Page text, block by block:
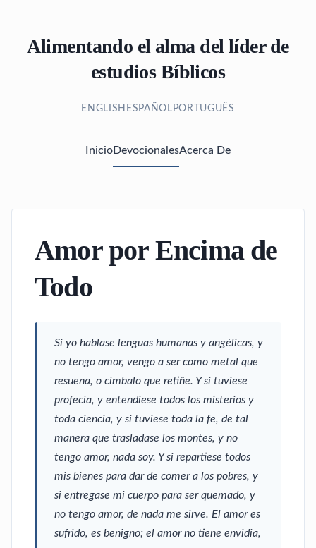
Alimentando el alma del líder de
estudios Bíblicos
ENGLISH ESPAÑOL PORTUGUÊS
InicioDevocionalesAcerca De
Amor por Encima de
Todo
Si yo hablase lenguas humanas y angélicas, y
no tengo amor, vengo a ser como metal que
resuena, o címbalo que retiñe. Y si tuviese
profecía, y entendiese todos los misterios y
toda ciencia, y si tuviese toda la fe, de tal
manera que trasladase los montes, y no
tengo amor, nada soy. Y si repartiese todos
mis bienes para dar de comer a los pobres, y
si entregase mi cuerpo para ser quemado, y
no tengo amor, de nada me sirve. El amor es
sufrido, es benigno; el amor no tiene envidia,